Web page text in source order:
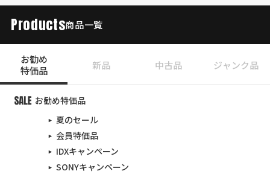
Products商品一覧
お勧め
特価品
新品 中古品 ジャンク品
お勧め特価品
夏のセール
会員特価品
IDXキャンペーン
SONYキャンペーン